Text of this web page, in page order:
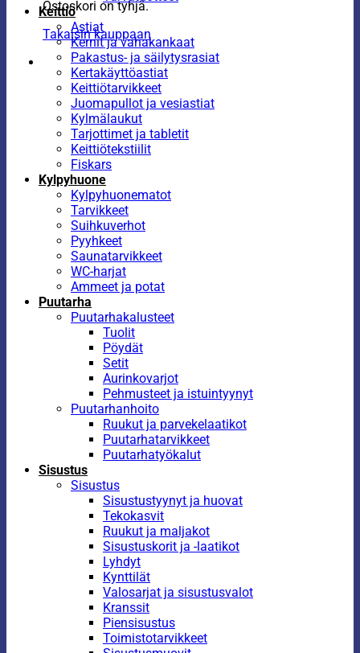
Ostoskori on tyhjä.
Takaisin kauppaan
Keittiö
Astiat
Kernit ja vahakankaat
Pakastus- ja säilytysrasiat
Kertakäyttöastiat
Keittiötarvikkeet
Juomapullot ja vesiastiat
Kylmälaukut
Tarjottimet ja tabletit
Keittiötekstiilit
Fiskars
Kylpyhuone
Kylpyhuonematot
Tarvikkeet
Suihkuverhot
Pyyhkeet
Saunatarvikkeet
WC-harjat
Ammeet ja potat
Puutarha
Puutarhakalusteet
Tuolit
Pöydät
Setit
Aurinkovarjot
Pehmusteet ja istuintyynyt
Puutarhanhoito
Ruukut ja parvekelaatikot
Puutarhatarvikkeet
Puutarhatyökalut
Sisustus
Sisustus
Sisustustyynyt ja huovat
Tekokasvit
Ruukut ja maljakot
Sisustuskorit ja -laatikot
Lyhdyt
Kynttilät
Valosarjat ja sisustusvalot
Kranssit
Piensisustus
Toimistotarvikkeet